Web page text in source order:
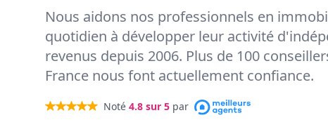
Nous aidons nos professionnels en
quotidien à développer leur activité
revenus depuis 2006. Plus de 100
France nous font actuellement confiance.
Noté 4.8 sur 5 par